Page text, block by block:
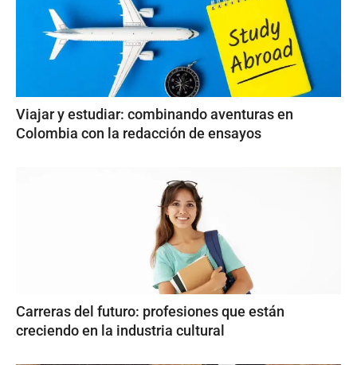
Viajar y estudiar: combinando aventuras en
Colombia con la redacción de ensayos
Carreras del futuro: profesiones que están
creciendo en la industria cultural